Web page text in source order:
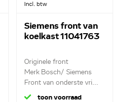
Incl. btw
Siemens front van
koelkast 11041763
Originele front
Merk Bosch/ Siemens
Front van onderste vri...
toon voorraad